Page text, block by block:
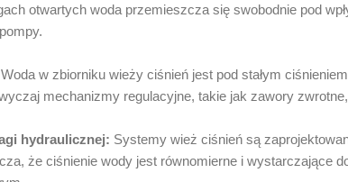
otwartych woda przemieszcza się swobodnie pod
Woda w zbiorniku wieży ciśnień jest pod stałym
mechanizmy regulacyjne, takie jak zawory
hydraulicznej: Systemy wież ciśnień są
że ciśnienie wody jest równomierne i wystarczające